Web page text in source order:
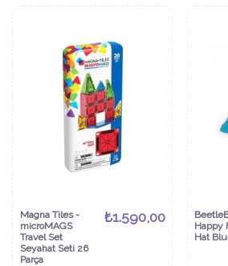
Magna Tiles -
microMAGS
Travel Set
Seyahat Seti 26
Parça
₺1.590,00
Happy
Hat